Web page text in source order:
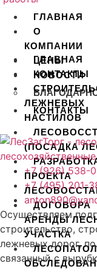
ГЛАВНАЯ
О
КОМПАНИИ
ЦЕНЫ
НОВОСТИ
КОНТАКТЫ
X
ГЛАВНАЯ
КОНТАКТЫ
ЛЕЖНЕВЫХ
НАСТИЛОВ
(ПОСАДКА
ПРОЕКТА
ДОГОВОРА
АРЕНДЫ
УЧАСТКА
+7 (926) 538-
+7 (495) 201-
Осуществляем
строительство,
лежневых дорог,
связанный с